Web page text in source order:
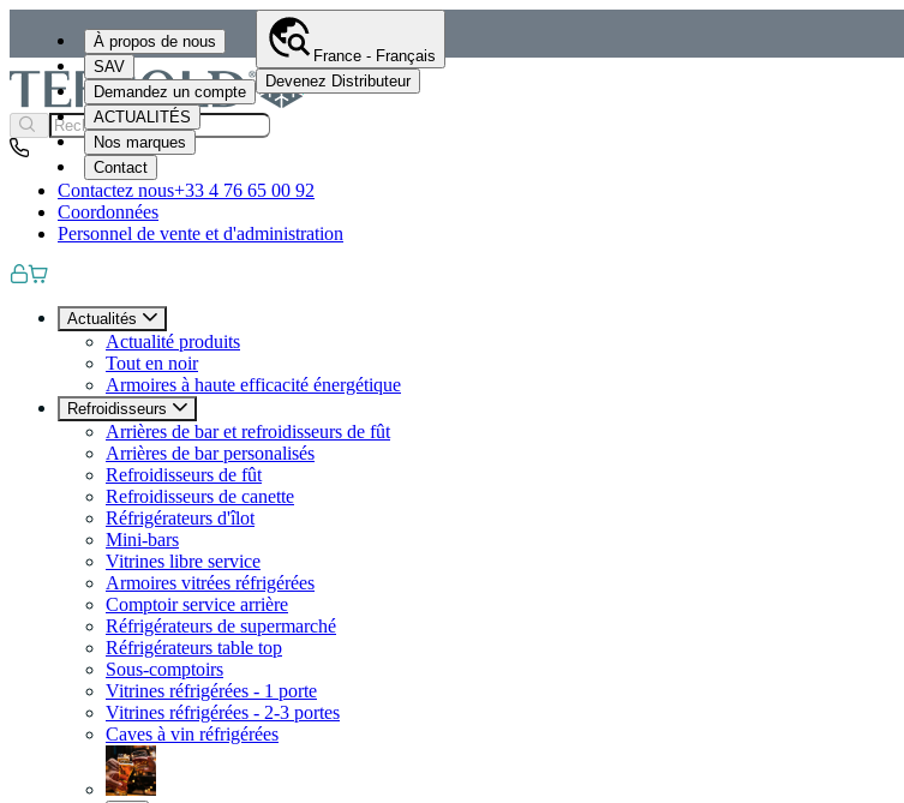
À propos de nous
SAV
Demandez un compte
ACTUALITÉS
Nos marques
Contact
France - Français
Devenez Distributeur
Contactez nous+33 4 76 65 00 92
Coordonnées
Personnel de vente et d'administration
Actualités
Actualité produits
Tout en noir
Armoires à haute efficacité énergétique
Refroidisseurs
Arrières de bar et refroidisseurs de fût
Arrières de bar personalisés
Refroidisseurs de fût
Refroidisseurs de canette
Réfrigérateurs d'îlot
Mini-bars
Vitrines libre service
Armoires vitrées réfrigérées
Comptoir service arrière
Réfrigérateurs de supermarché
Réfrigérateurs table top
Sous-comptoirs
Vitrines réfrigérées - 1 porte
Vitrines réfrigérées - 2-3 portes
Caves à vin réfrigérées